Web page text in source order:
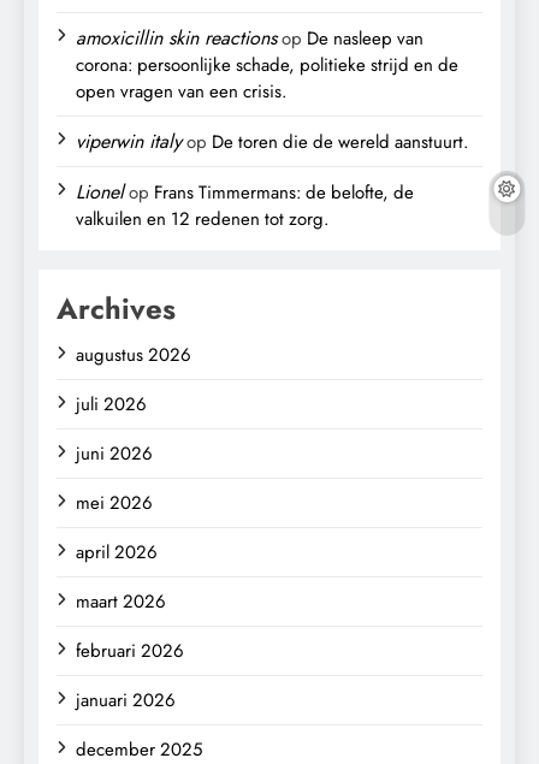
amoxicillin skin reactionsop De nasleep van
corona: persoonlijke schade, politieke strijd en de
open vragen van een crisis.
viperwin italyop De toren die de wereld aanstuurt.
Lionelop Frans Timmermans: de belofte, de
valkuilen en 12 redenen tot zorg.
Archives
augustus 2026
juli 2026
juni 2026
mei 2026
april 2026
maart 2026
februari 2026
januari 2026
december 2025